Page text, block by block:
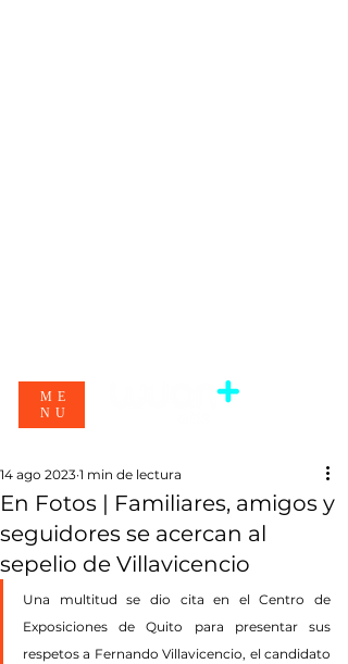
ME
NU
En Fotos | Familiares, amigos y
seguidores se acercan al
sepelio de Villavicencio
14 ago 2023 1 min de lectura
Una multitud se dio cita en el Centro de
Exposiciones de Quito para presentar sus
respetos a Fernando Villavicencio, el candidato